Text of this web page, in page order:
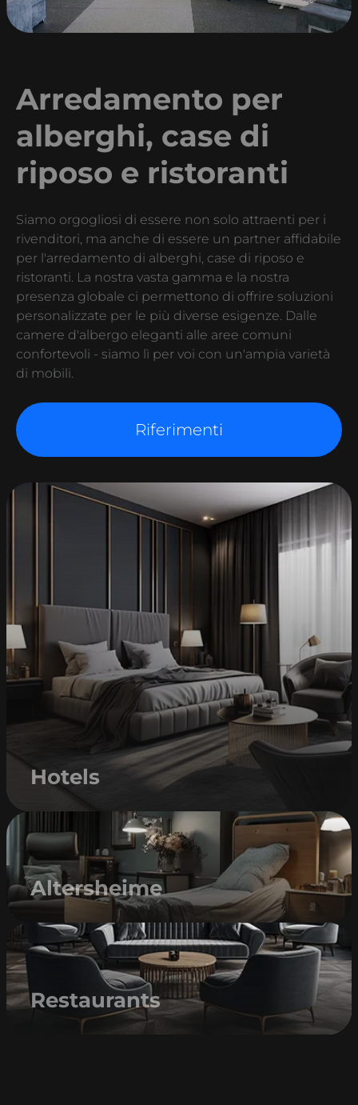
Arredamento per
alberghi, case di
riposo e ristoranti
Siamo orgogliosi di essere non solo attraenti per i
rivenditori, ma anche di essere un partner affidabile
per l'arredamento di alberghi, case di riposo e
ristoranti. La nostra vasta gamma e la nostra
presenza globale ci permettono di offrire soluzioni
personalizzate per le più diverse esigenze. Dalle
camere d'albergo eleganti alle aree comuni
confortevoli - siamo lì per voi con un'ampia varietà
di mobili.
Riferimenti
Hotels
Altersheime
Restaurants